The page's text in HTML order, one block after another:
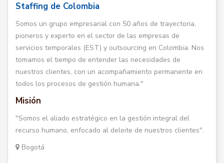
Staffing de Colombia
Somos un grupo empresarial con 50 años de trayectoria,
pioneros y experto en el sector de las empresas de
servicios temporales (EST) y outsourcing en Colombia. Nos
tomamos el tiempo de entender las necesidades de
nuestros clientes, con un acompañamiento permanente en
todos los procesos de gestión humana."
Misión
"Somos el aliado estratégico en la gestión integral del
recurso humano, enfocado al deleite de nuestros clientes".
Bogotá